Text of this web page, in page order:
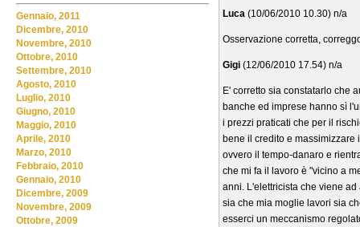
Luca (10/06/2010 10.30) n/a
Osservazione corretta,
Gigi (12/06/2010 17.54) n/a
E' corretto sia constatarlo che
banche ed imprese hanno sì
i prezzi praticati che per il
bene il credito e
ovvero il tempo-danaro e
che mi fa il lavoro è "vicino a
anni. L'elettricista che viene
sia che mia moglie lavori sia
esserci un meccanismo
Gennaio, 2011
Dicembre, 2010
Novembre, 2010
Ottobre, 2010
Settembre, 2010
Agosto, 2010
Luglio, 2010
Giugno, 2010
Maggio, 2010
Aprile, 2010
Marzo, 2010
Febbraio, 2010
Gennaio, 2010
Dicembre, 2009
Novembre, 2009
Ottobre, 2009